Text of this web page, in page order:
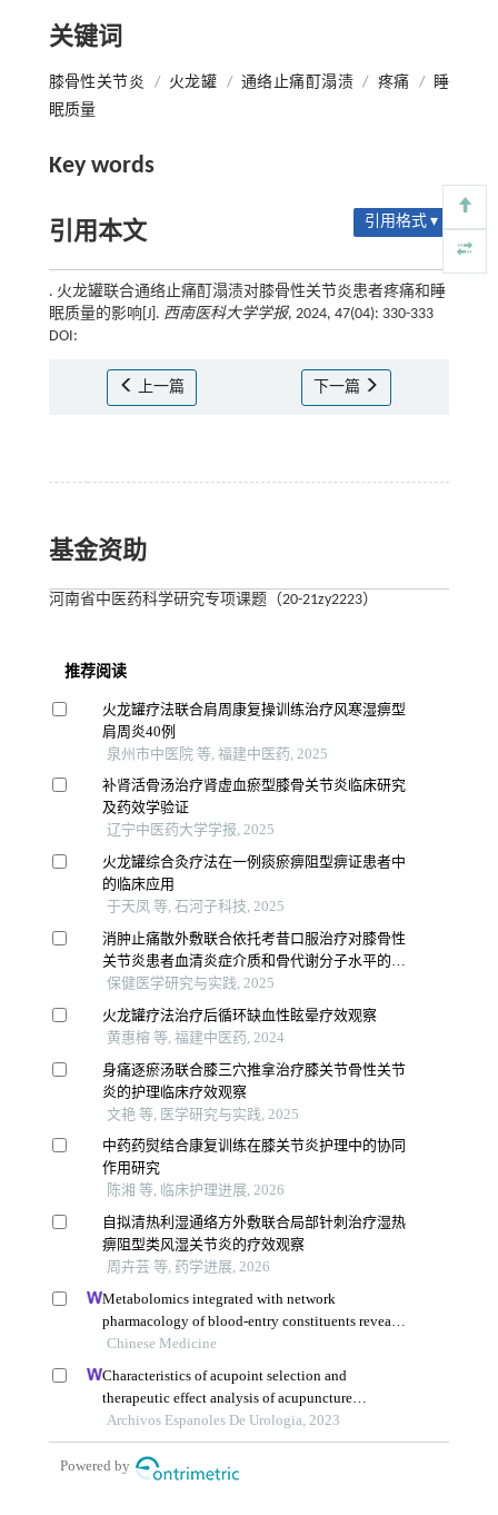
关键词
膝骨性关节炎 / 火龙罐 / 通络止痛酊溻渍 / 疼痛 /
睡
眠质量
Key words
引用本文 引用格式 ▾
. 火龙罐联合通络止痛酊溻渍对膝骨性关节炎患者疼痛和睡
眠质量的影响[J]. 西南医科大学学报, 2024, 47(04): 330-333
DOI:
上一篇 下一篇
基金资助
河南省中医药科学研究专项课题（20-21zy2223）